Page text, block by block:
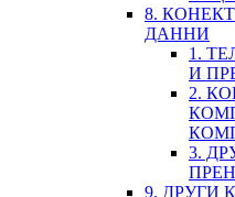
8.
ДАННИ
1.
И
2.
3.
9. ДРУГИ